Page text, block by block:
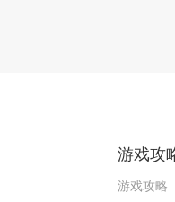
游戏攻
游戏攻略